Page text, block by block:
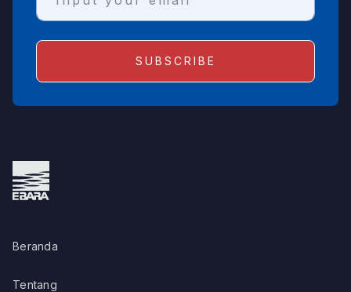
Beranda
Tentang